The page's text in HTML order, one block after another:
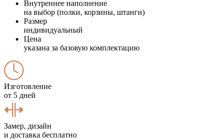
Внутреннее наполнение
на выбор (полки, корзины, штанги)
Размер
индивидуальный
Цена
указана за базовую комплектацию
Изготовление
от 5 дней
Замер, дизайн
и доставка бесплатно